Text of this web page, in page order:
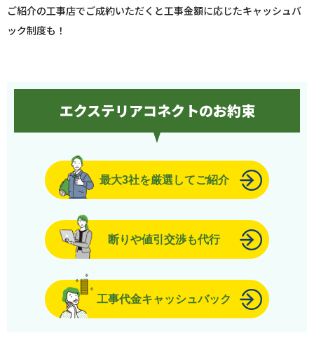
ご紹介の工事店でご成約いただくと工事金額に応じたキャッシュバ
ック制度も！
エクステリアコネクトのお約束
最大3社を厳選してご紹介
断りや値引交渉も代行
工事代金キャッシュバック